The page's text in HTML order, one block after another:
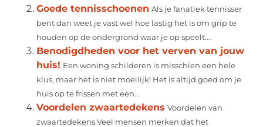
Goede tennisschoenen Als je fanatiek tennisser
bent dan weet je vast wel hoe lastig het is om grip te
houden op de ondergrond waar je op speelt....
Benodigdheden voor het verven van jouw
huis! Een woning schilderen is misschien een hele
klus, maar het is niet moeilijk! Het is altijd goed om je
huis op te frissen met een...
Voordelen zwaartedekens Voordelen van
zwaartedekens Veel mensen merken dat het